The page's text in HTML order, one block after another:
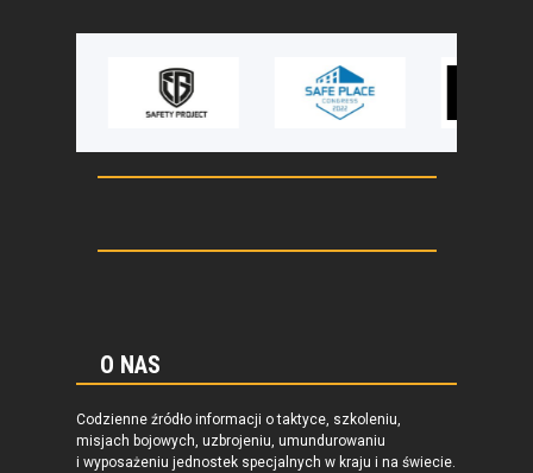
O NAS
Codzienne źródło informacji o taktyce, szkoleniu,
misjach bojowych, uzbrojeniu, umundurowaniu
i wyposażeniu jednostek specjalnych w kraju i na świecie.